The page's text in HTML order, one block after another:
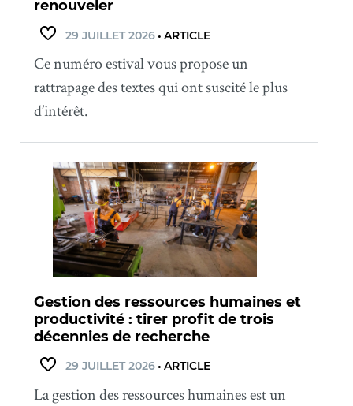
renouveler
29 JUILLET 2026• ARTICLE
Ce numéro estival vous propose un
rattrapage des textes qui ont suscité le plus
d’intérêt.
Gestion des ressources humaines et
productivité : tirer profit de trois
décennies de recherche
29 JUILLET 2026• ARTICLE
La gestion des ressources humaines est un